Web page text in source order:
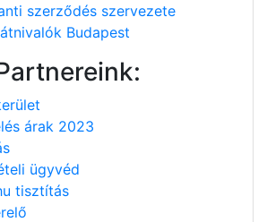
szerződés szervezete
Budapest
árak 2023
ügyvéd
tisztítás